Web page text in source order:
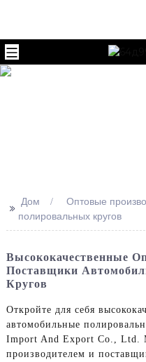
>> Дом
Оптовые
полировальных кругов
Высококачественные
Поставщики
Кругов
Откройте для себя
автомобильные
Import And Export Co., Ltd.
производителем и